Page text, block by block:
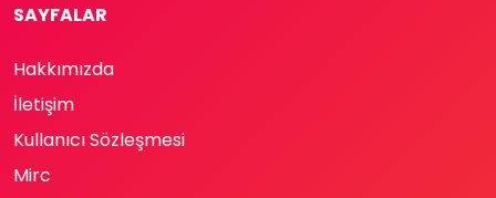
SAYFALAR
Hakkımızda
İletişim
Kullanıcı Sözleşmesi
Mirc